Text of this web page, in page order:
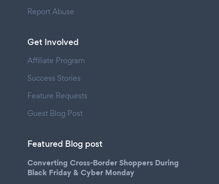
Report Abuse
Get Involved
Affiliate Program
Success Stories
Feature Requests
Guest Blog Post
Featured Blog post
Converting Cross-Border Shoppers During
Black Friday & Cyber Monday